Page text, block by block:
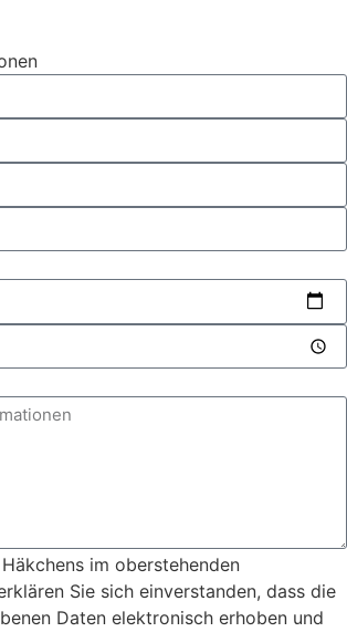
im oberstehenden
Sie sich einverstanden, dass die
Daten elektronisch erhoben und